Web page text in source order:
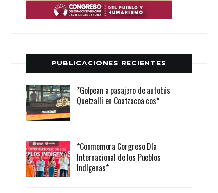
PUBLICACIONES RECIENTES
*Golpean a pasajero de autobús
Quetzalli en Coatzacoalcos*
*Conmemora Congreso Día
Internacional de los Pueblos
Indígenas*